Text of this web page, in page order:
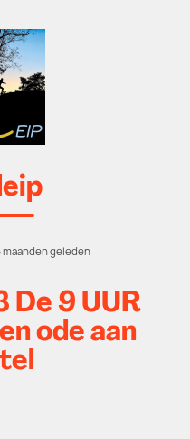
maanden geleden
De 9 UUR
ode aan